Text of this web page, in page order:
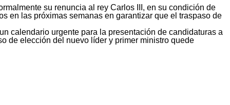
su renuncia al rey Carlos III, en su condición de
en las próximas semanas en garantizar que el traspaso de
calendario urgente para la presentación de candidaturas a
de elección del nuevo líder y primer ministro quede